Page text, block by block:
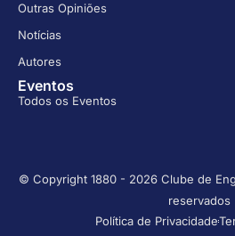
Outras Opiniões
Notícias
Autores
Eventos
Todos os Eventos
© Copyright 1880 - 2026 Clube de
reservados
Política de Privacidade